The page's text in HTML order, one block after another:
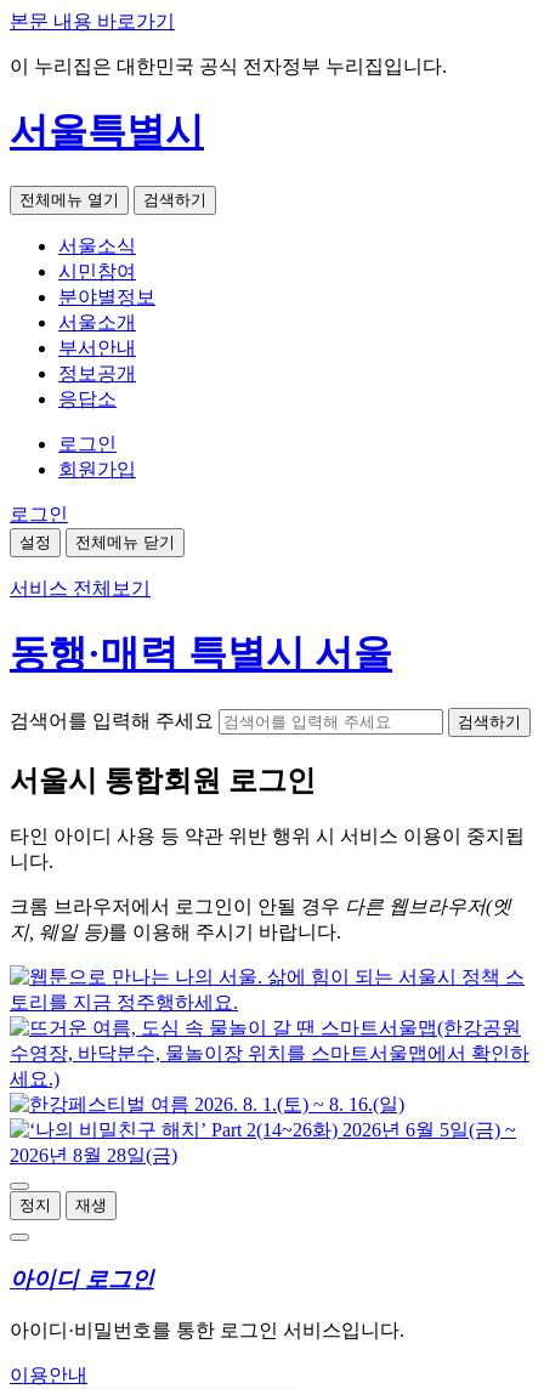
본문 내용 바로가기
이 누리집은 대한민국 공식 전자정부 누리집입니다.
서울특별시
전체메뉴 열기 검색하기
서울소식
시민참여
분야별정보
서울소개
부서안내
정보공개
응답소
로그인
회원가입
로그인
설정 전체메뉴 닫기
서비스 전체보기
동행·매력 특별시 서울
검색어를 입력해 주세요 검색하기
서울시 통합회원 로그인
타인 아이디 사용 등 약관 위반 행위 시 서비스 이용이 중지됩
니다.
크롬 브라우저에서 로그인이 안될 경우 다른 웹브라우저(엣
지, 웨일 등)를 이용해 주시기 바랍니다.
정지 재생
아이디 로그인
아이디·비밀번호를 통한 로그인 서비스입니다.
이용안내